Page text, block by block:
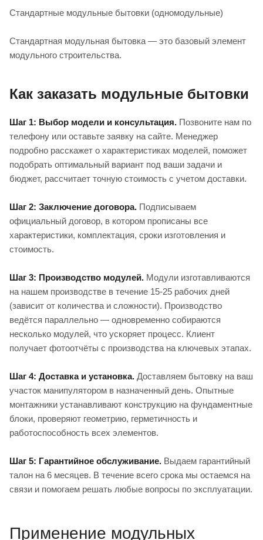
Стандартные модульные бытовки (одномодульные)
Стандартная модульная бытовка — это базовый элемент
модульного строительства.
Как заказать модульные бытовки
Шаг 1: Выбор модели и консультация. Позвоните нам по
телефону или оставьте заявку на сайте. Менеджер
подробно расскажет о характеристиках моделей, поможет
подобрать оптимальный вариант под ваши задачи и
бюджет, рассчитает точную стоимость с учетом доставки.
Шаг 2: Заключение договора. Подписываем
официальный договор, в котором прописаны все
характеристики, комплектация, сроки изготовления и
стоимость.
Шаг 3: Производство модулей. Модули изготавливаются
на нашем производстве в течение 15-25 рабочих дней
(зависит от количества и сложности). Производство
ведётся параллельно — одновременно собираются
несколько модулей, что ускоряет процесс. Клиент
получает фотоотчёты с производства на ключевых этапах.
Шаг 4: Доставка и установка. Доставляем бытовку на ваш
участок манипулятором в назначенный день. Опытные
монтажники устанавливают конструкцию на фундаментные
блоки, проверяют геометрию, герметичность и
работоспособность всех элементов.
Шаг 5: Гарантийное обслуживание. Выдаем гарантийный
талон на 6 месяцев. В течение всего срока мы остаемся на
связи и помогаем решать любые вопросы по эксплуатации.
Применение модульных